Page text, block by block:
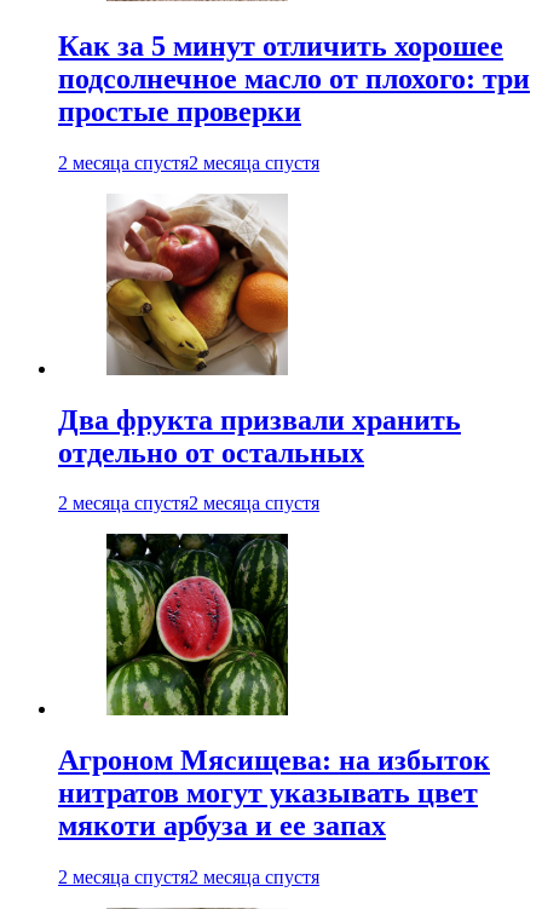
Как за 5 минут отличить хорошее
подсолнечное масло от плохого: три
простые проверки
2 месяца спустя2 месяца спустя
Два фрукта призвали хранить
отдельно от остальных
2 месяца спустя2 месяца спустя
Агроном Мясищева: на избыток
нитратов могут указывать цвет
мякоти арбуза и ее запах
2 месяца спустя2 месяца спустя